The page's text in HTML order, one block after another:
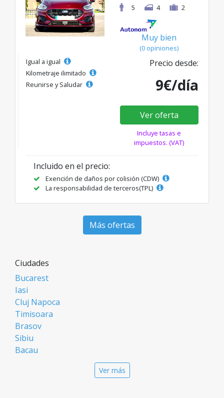
5
4 2
Muy bien
(0 opiniones)
Igual a igual
Kilometraje ilimitado
Reunirse y Saludar
Precio desde:
9€/día
Ver oferta
Incluye tasas e
impuestos. (VAT)
Incluido en el precio:
Exención de daños por colisión (CDW)
La responsabilidad de terceros(TPL)
Más ofertas
Ciudades
Bucarest
Iasi
Cluj Napoca
Timisoara
Brasov
Sibiu
Bacau
Ver más